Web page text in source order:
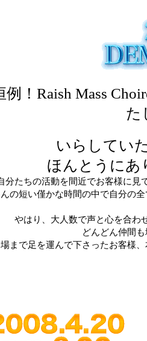
例！ Raish Mass Choir
た
いらしてい
ほんとうにあ
分たちの活動を間近でお客様に見
の短い僅かな時間の中で自分の
やはり、大人数で声と心を合わ
どんどん仲間
まで足を運んで下さったお客様